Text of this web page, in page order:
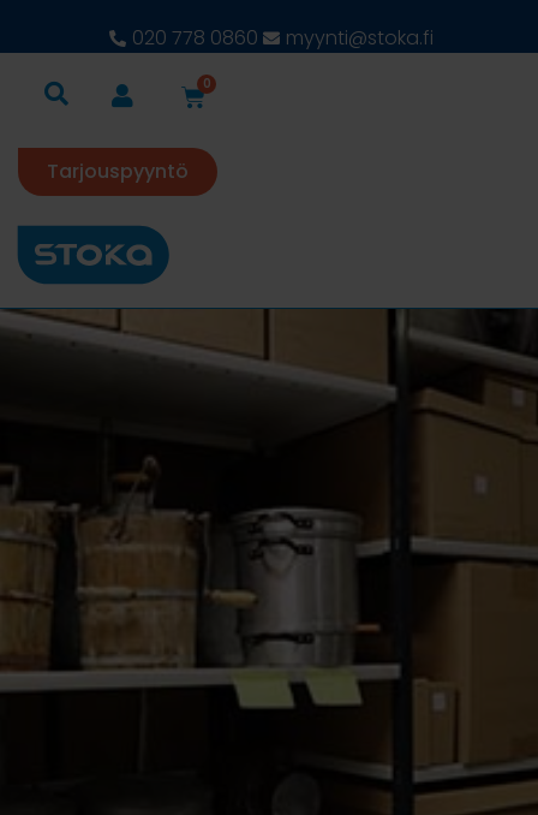
020 778 0860 myynti@stoka.fi
0
Tarjouspyyntö